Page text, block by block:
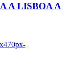
A LISBOA A